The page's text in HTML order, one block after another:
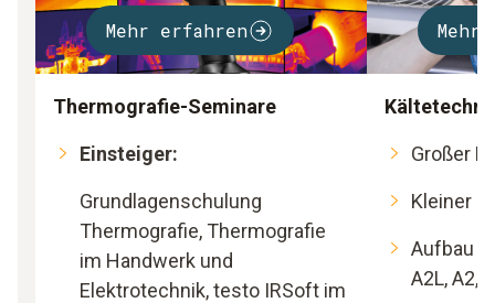
Mehr erfahren
Thermografie-Seminare
Einsteiger:
Grundlagenschulung
Thermografie, Thermografie
im Handwerk und
Elektrotechnik, testo IRSoft im
Mehr
Großer
Kleiner
Aufbau
A2L, A2,